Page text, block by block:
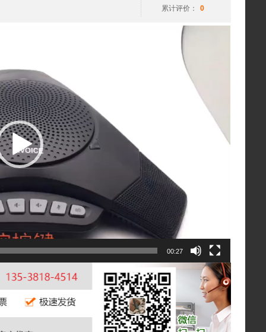
累计评价：
0
00:27